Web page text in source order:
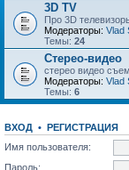
3D TV
Про 3D
Модераторы: Vlad
Темы: 24
Стерео-видео
стерео видео
Модераторы: Vlad
Темы: 6
ВХОД • РЕГИСТРАЦИЯ
Имя пользователя:
Пароль: